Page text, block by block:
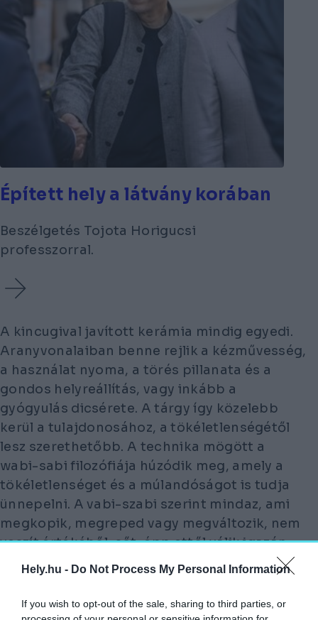
Hely.hu - Do Not Process My Personal Information
If you wish to opt-out of the sale, sharing to third parties, or
Épített hely a látvány korában
Beszélgetés Tojota Horigucsi
professzorral.
A kincugival javított kerámia mindig egyedi.
Aranyvonalaiban benne rejlik a kézművesség,
a használat nyoma, a törés pillanata és a
gondos helyreállítás, vagy inkább a
gyógyulás dicsérete. A tárgy így közelebb
kerül a tulajdonosához, a tökéletlenségétől
lesz szerethetőbb. A technika mögött a
wabi-sabi filozófiája húzódik meg, amely a
tökéletlenséget és a múlandóságot is tudja
ünnepelni. A vabi-szabi szerint mindaz, ami
megkopik, megreped vagy megváltozik, nem
veszít értékéből, sőt, épp ettől válik igazán
emberivé.
GYÓGYULÁS JELE IS.